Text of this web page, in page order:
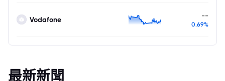
Vodafone --
0.69%
最新新聞